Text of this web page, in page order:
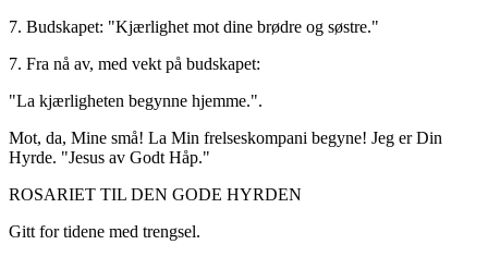
7. Budskapet: "Kjærlighet mot dine brødre og søstre."
7. Fra nå av, med vekt på budskapet:
"La kjærligheten begynne hjemme.".
Mot, da, Mine små! La Min frelseskompani begyne! Jeg er Din
Hyrde. "Jesus av Godt Håp."
ROSARIET TIL DEN GODE HYRDEN
Gitt for tidene med trengsel.